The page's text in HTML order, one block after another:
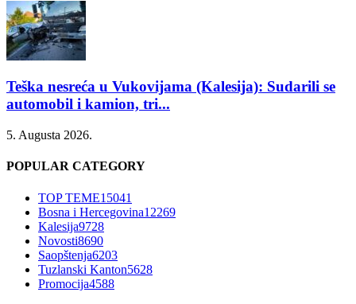
Teška nesreća u Vukovijama (Kalesija): Sudarili se
automobil i kamion, tri...
5. Augusta 2026.
POPULAR CATEGORY
TOP TEME15041
Bosna i Hercegovina12269
Kalesija9728
Novosti8690
Saopštenja6203
Tuzlanski Kanton5628
Promocija4588